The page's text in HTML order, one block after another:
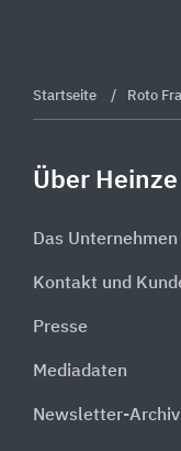
Startseite Roto
Über Heinze
Das Unternehmen
Kontakt und
Presse
Mediadaten
Newsletter-Archiv